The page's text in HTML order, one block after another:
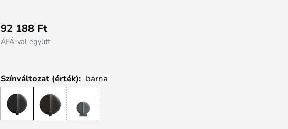
92 188 Ft
ÁFÁ-val együtt
Színváltozat (érték): barna